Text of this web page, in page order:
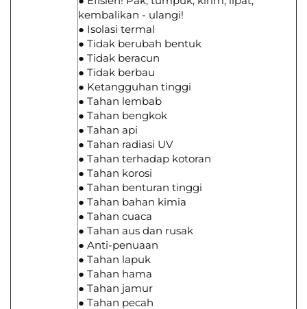
kembalikan - ulangi!
● Isolasi termal
● Tidak berubah bentuk
● Tidak beracun
● Tidak berbau
● Ketangguhan tinggi
● Tahan lembab
● Tahan bengkok
● Tahan api
● Tahan radiasi UV
● Tahan terhadap kotoran
● Tahan korosi
● Tahan benturan tinggi
● Tahan bahan kimia
● Tahan cuaca
● Tahan aus dan rusak
● Anti-penuaan
● Tahan lapuk
● Tahan hama
● Tahan jamur
● Tahan pecah